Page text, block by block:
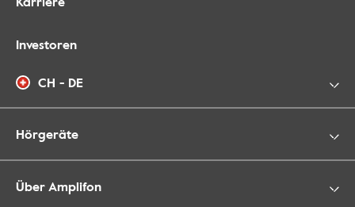
Investoren
CH - DE
Hörgeräte
Über Amplifon